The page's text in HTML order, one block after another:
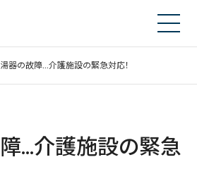
器の故障…介護施設の緊急対応！
…介護施設の緊急